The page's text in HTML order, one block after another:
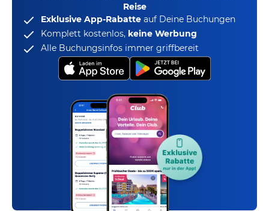
Reise
Exklusive App-Rabatte auf Deine Buchungen
Komplett kostenlos, keine Werbung
Alle Buchungsinfos immer griffbereit